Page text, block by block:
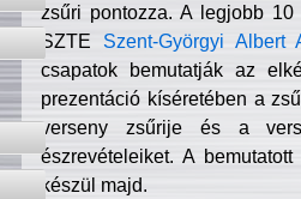
zsűri pontozza. A legjobb
SZTE Szent-Györgyi Albert
csapatok bemutatják az
prezentáció kíséretében a
verseny zsűrije és a
észrevételeiket. A
készül majd.